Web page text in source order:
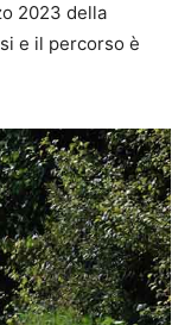
2023 della
e il percorso è